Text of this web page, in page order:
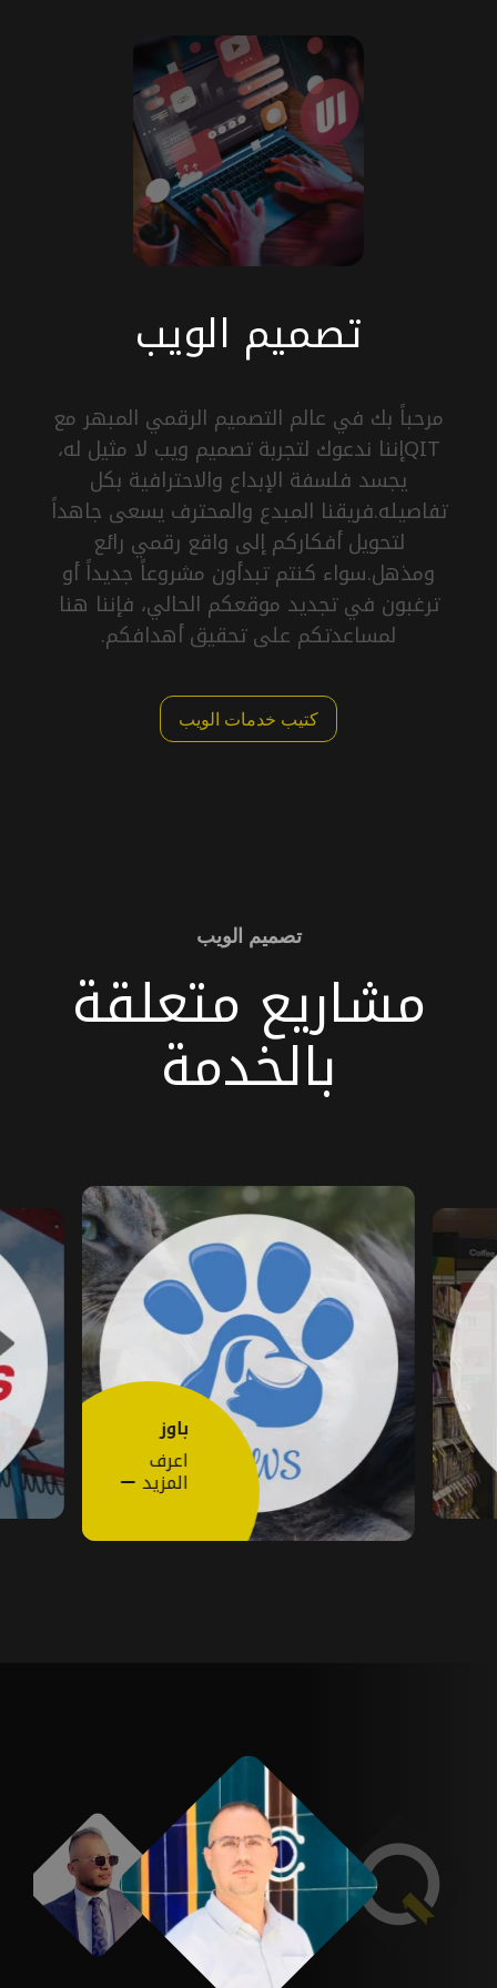
خدمات الأمن
تطوير الويب
تطوير البرمجيات
تصميم العلامات التجارية والجرافيكية
وسائل التواصل الاجتماعي
تطوير التجارة الإلكترونية
تصميم الويب
مرحباً بك في عالم التصميم الرقمي المبهر مع
QITإننا ندعوك لتجربة تصميم ويب لا مثيل له،
يجسد فلسفة الإبداع والاحترافية بكل
تفاصيله.فريقنا المبدع والمحترف يسعى جاهداً
لتحويل أفكاركم إلى واقع رقمي رائع
ومذهل.سواء كنتم تبدأون مشروعاً جديداً أو
ترغبون في تجديد موقعكم الحالي، فإننا هنا
لمساعدتكم على تحقيق أهدافكم.
كتيب خدمات الويب
تصميم الويب
مشاريع متعلقة
بالخدمة
باوز
اعرف
المزيد